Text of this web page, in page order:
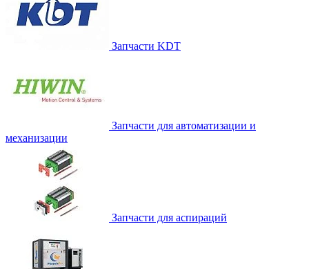
Запчасти KDT
Запчасти для автоматизации и
механизации
Запчасти для аспираций